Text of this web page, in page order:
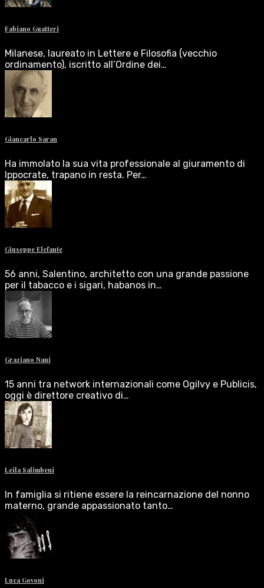
Fabiano Guatteri
Milanese, laureato in Lettere e Filosofia (vecchio
ordinamento), iscritto all’Ordine dei…
Giancarlo Saran
Ha immolato la sua vita professionale al giuramento di
Ippocrate, trapano in resta. Per…
Giuseppe Elefante
56 anni, Salentino, architetto con una grande passione
per il tabacco e i sigari, habanos in…
Graziano Nani
15 anni tra network internazionali come Ogilvy e Publicis,
oggi è direttore creativo di…
Leila Salimbeni
In famiglia si ritiene essere la reincarnazione del nonno
materno, grande appassionato tanto…
Luca Govoni